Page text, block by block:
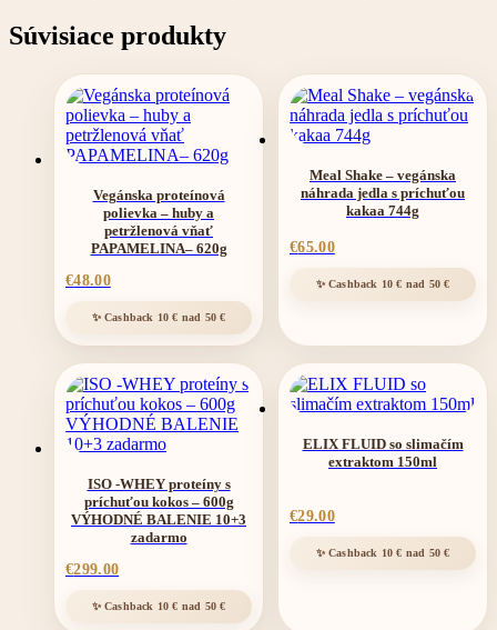
Súvisiace produkty
Vegánska proteínová
polievka – huby a
petržlenová vňať
PAPAMELINA– 620g
€48.00
Meal Shake – vegánska
náhrada jedla s príchuťou
kakaa 744g
€65.00
ISO -WHEY proteíny s
príchuťou kokos – 600g
VÝHODNÉ BALENIE 10+3
zadarmo
€299.00
ELIX FLUID so slimačím
extraktom 150ml
€29.00